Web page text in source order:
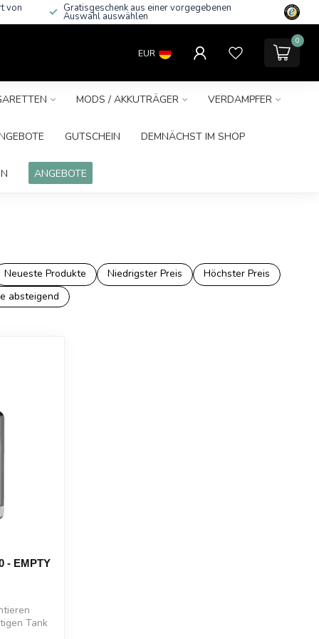
von Gratisgeschenk aus einer vorgegebenen
Auswahl auswählen
EUR
0
MODS / AKKUTRÄGER VERDAMPFER
GUTSCHEIN DEMNÄCHST IM SHOP
ANGEBOTE
Neueste Produkte Niedrigster Preis
Höchster Preis
absteigend
- EMPTY
Tank